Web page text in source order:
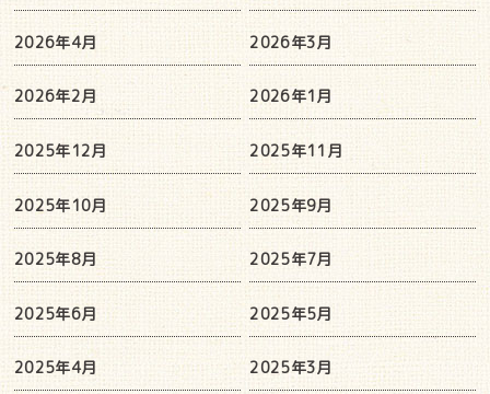
2026年4月 2026年3月
2026年2月 2026年1月
2025年12月 2025年11月
2025年10月 2025年9月
2025年8月 2025年7月
2025年6月 2025年5月
2025年4月 2025年3月